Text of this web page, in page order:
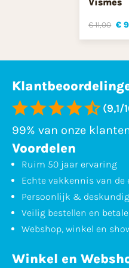
€ 11,00 €
(9,1/
99% van onze
Voordelen
Ruim 50 jaar ervaring
Echte vakkennis van de
Persoonlijk &
Veilig bestellen en
Webshop, winkel en
Winkel en